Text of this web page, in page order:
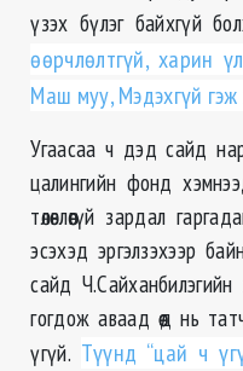
үзэх бүлэг байхгүй
өөрчлөлтгүй, харин
Маш муу, Мэдэхгүй гэж
Угаасаа ч дэд сайд
цалингийн фонд
төлөвлөөгүй зардал
эсэхэд эргэлзэхээр
сайд
гогдож аваад өөд нь
үгүй. Түүнд “цай ч